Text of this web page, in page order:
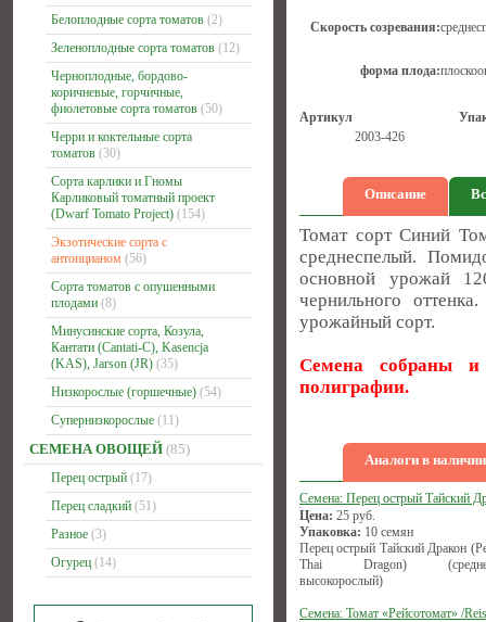
Белоплодные сорта томатов (2)
Зеленоплодные сорта томатов (12)
Черноплодные, бордово-
коричневые, горчичные,
фиолетовые сорта томатов (50)
Черри и коктельные сорта
томатов (30)
Сорта карлики и Гномы
Карликовый томатный проект
(Dwarf Tomato Project) (154)
Экзотические сорта с
антонцианом (56)
Сорта томатов с опушенными
плодами (8)
Минусинские сорта, Козула,
Кантати (Cantati-C), Kasencja
(KAS), Jarson (JR) (35)
Низкорослые (горшечные) (54)
Супернизкорослые (11)
СЕМЕНА ОВОЩЕЙ (85)
Перец острый (17)
Перец сладкий (51)
Разное (3)
Огурец (14)
Скорость созревания:
форма плода:
Артикул
2003-426
Описание
Томат сорт Синий
среднеспелый.
основной урожай
чернильного
урожайный сорт.
Семена собраны и
полиграфии.
Аналоги в
Семена: Перец острый Тайский
Цена: 25 руб.
Упаковка: 10 семян
Перец острый Тайский Дракон
Thai Dragon)
высокорослый)
Семена: Томат «Рейсотомат» /